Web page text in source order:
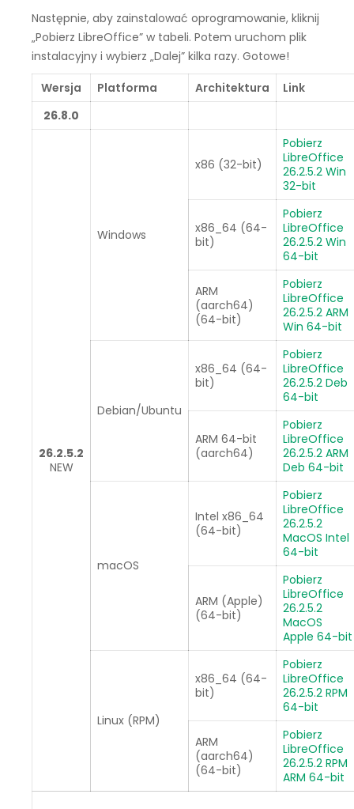
Następnie, aby zainstalować oprogramowanie, kliknij
„Pobierz LibreOffice” w tabeli. Potem uruchom plik
instalacyjny i wybierz „Dalej” kilka razy. Gotowe!
Wersja
Platforma Architektura
Link
26.8.0
26.2.5.2
NEW
Windows
x86 (32-bit)
Pobierz
LibreOffice
26.2.5.2 Win
32-bit
x86_64 (64-
bit)
Pobierz
LibreOffice
26.2.5.2 Win
64-bit
ARM
(aarch64)
(64-bit)
Pobierz
LibreOffice
26.2.5.2 ARM
Win 64-bit
Debian/Ubuntu
x86_64 (64-
bit)
Pobierz
LibreOffice
26.2.5.2 Deb
64-bit
ARM 64-bit
(aarch64)
Pobierz
LibreOffice
26.2.5.2 ARM
Deb 64-bit
macOS
Intel x86_64
(64-bit)
Pobierz
LibreOffice
26.2.5.2
MacOS Intel
64-bit
ARM (Apple)
(64-bit)
Pobierz
LibreOffice
26.2.5.2
MacOS
Apple 64-bit
Linux (RPM)
x86_64 (64-
bit)
Pobierz
LibreOffice
26.2.5.2 RPM
64-bit
ARM
(aarch64)
(64-bit)
Pobierz
LibreOffice
26.2.5.2 RPM
ARM 64-bit